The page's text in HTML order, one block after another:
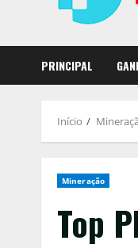
PRINCIPAL
Início
Mineração
Top